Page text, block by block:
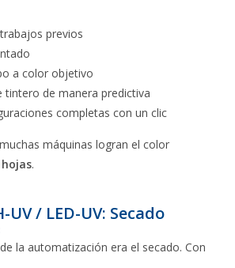
previos
a color objetivo
tintero de manera predictiva
completas con un clic
máquinas logran el color
hojas.
/ LED-UV: Secado
la automatización era el secado. Con